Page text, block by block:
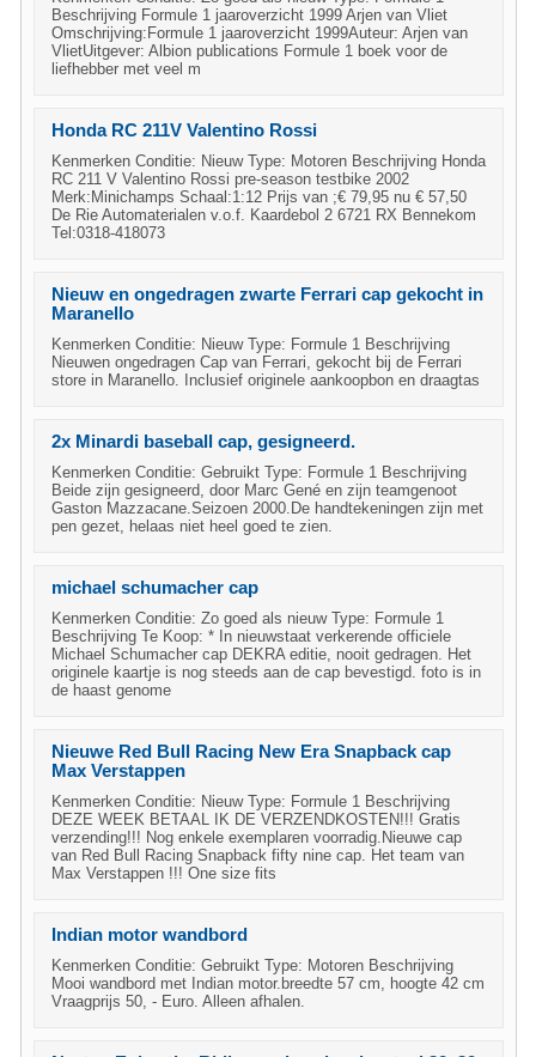
Beschrijving Formule 1 jaaroverzicht 1999 Arjen van Vliet
Omschrijving:Formule 1 jaaroverzicht 1999Auteur: Arjen van
VlietUitgever: Albion publications Formule 1 boek voor de
liefhebber met veel m
Honda RC 211V Valentino Rossi
Kenmerken Conditie: Nieuw Type: Motoren Beschrijving Honda
RC 211 V Valentino Rossi pre-season testbike 2002
Merk:Minichamps Schaal:1:12 Prijs van ;€ 79,95 nu € 57,50
De Rie Automaterialen v.o.f. Kaardebol 2 6721 RX Bennekom
Tel:0318-418073
Nieuw en ongedragen zwarte Ferrari cap gekocht in
Maranello
Kenmerken Conditie: Nieuw Type: Formule 1 Beschrijving
Nieuwen ongedragen Cap van Ferrari, gekocht bij de Ferrari
store in Maranello. Inclusief originele aankoopbon en draagtas
2x Minardi baseball cap, gesigneerd.
Kenmerken Conditie: Gebruikt Type: Formule 1 Beschrijving
Beide zijn gesigneerd, door Marc Gené en zijn teamgenoot
Gaston Mazzacane.Seizoen 2000.De handtekeningen zijn met
pen gezet, helaas niet heel goed te zien.
michael schumacher cap
Kenmerken Conditie: Zo goed als nieuw Type: Formule 1
Beschrijving Te Koop: * In nieuwstaat verkerende officiele
Michael Schumacher cap DEKRA editie, nooit gedragen. Het
originele kaartje is nog steeds aan de cap bevestigd. foto is in
de haast genome
Nieuwe Red Bull Racing New Era Snapback cap
Max Verstappen
Kenmerken Conditie: Nieuw Type: Formule 1 Beschrijving
DEZE WEEK BETAAL IK DE VERZENDKOSTEN!!! Gratis
verzending!!! Nog enkele exemplaren voorradig.Nieuwe cap
van Red Bull Racing Snapback fifty nine cap. Het team van
Max Verstappen !!! One size fits
Indian motor wandbord
Kenmerken Conditie: Gebruikt Type: Motoren Beschrijving
Mooi wandbord met Indian motor.breedte 57 cm, hoogte 42 cm
Vraagprijs 50, - Euro. Alleen afhalen.